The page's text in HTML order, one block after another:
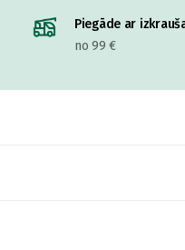
Piegāde ar
no 99 €